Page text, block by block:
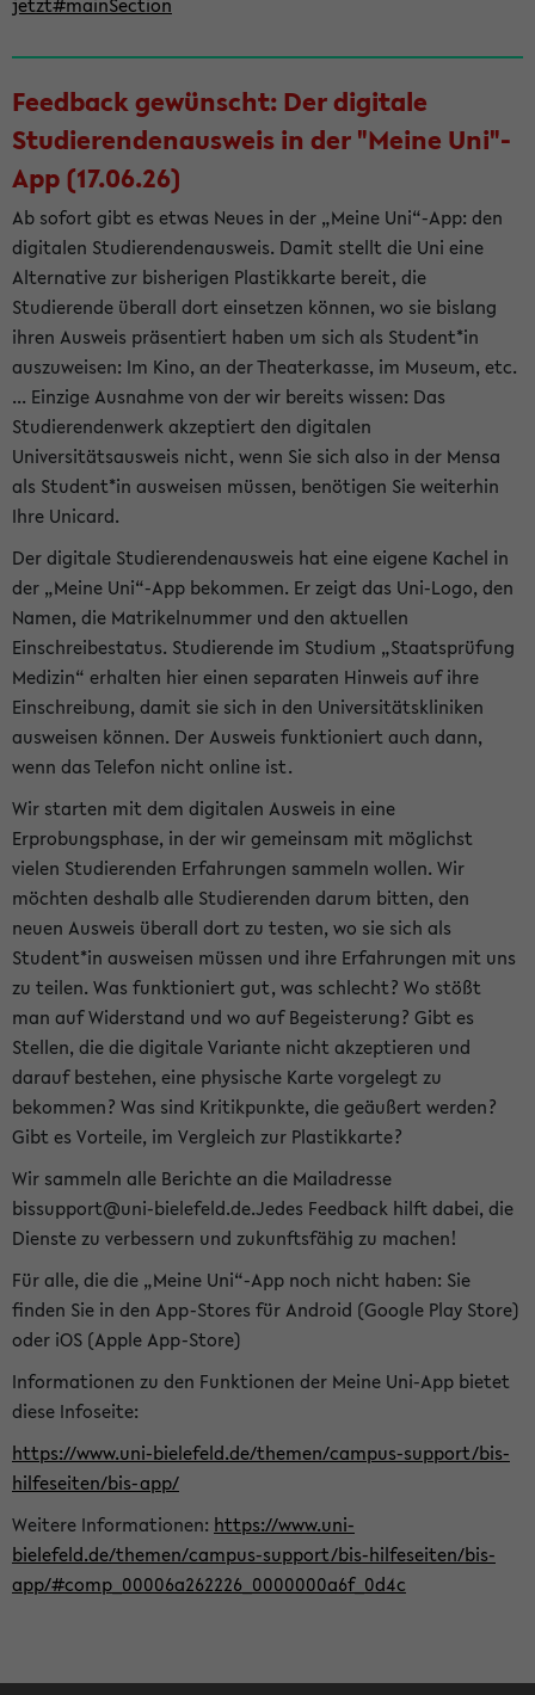
Feedback gewünscht: Der digitale
Studierendenausweis in der "Meine Uni"-
App (17.06.26)
Ab sofort gibt es etwas Neues in der „Meine Uni“-App: den
digitalen Studierendenausweis. Damit stellt die Uni eine
Alternative zur bisherigen Plastikkarte bereit, die
Studierende überall dort einsetzen können, wo sie bislang
ihren Ausweis präsentiert haben um sich als Student*in
auszuweisen: Im Kino, an der Theaterkasse, im Museum, etc.
... Einzige Ausnahme von der wir bereits wissen: Das
Studierendenwerk akzeptiert den digitalen
Universitätsausweis nicht, wenn Sie sich also in der Mensa
als Student*in ausweisen müssen, benötigen Sie weiterhin
Ihre Unicard.
Der digitale Studierendenausweis hat eine eigene Kachel in
der „Meine Uni“-App bekommen. Er zeigt das Uni-Logo, den
Namen, die Matrikelnummer und den aktuellen
Einschreibestatus. Studierende im Studium „Staatsprüfung
Medizin“ erhalten hier einen separaten Hinweis auf ihre
Einschreibung, damit sie sich in den Universitätskliniken
ausweisen können. Der Ausweis funktioniert auch dann,
wenn das Telefon nicht online ist.
Wir starten mit dem digitalen Ausweis in eine
Erprobungsphase, in der wir gemeinsam mit möglichst
vielen Studierenden Erfahrungen sammeln wollen. Wir
möchten deshalb alle Studierenden darum bitten, den
neuen Ausweis überall dort zu testen, wo sie sich als
Student*in ausweisen müssen und ihre Erfahrungen mit uns
zu teilen. Was funktioniert gut, was schlecht? Wo stößt
man auf Widerstand und wo auf Begeisterung? Gibt es
Stellen, die die digitale Variante nicht akzeptieren und
darauf bestehen, eine physische Karte vorgelegt zu
bekommen? Was sind Kritikpunkte, die geäußert werden?
Gibt es Vorteile, im Vergleich zur Plastikkarte?
Wir sammeln alle Berichte an die Mailadresse
bissupport@uni-bielefeld.de.Jedes Feedback hilft dabei, die
Dienste zu verbessern und zukunftsfähig zu machen!
Für alle, die die „Meine Uni“-App noch nicht haben: Sie
finden Sie in den App-Stores für Android (Google Play Store)
oder iOS (Apple App-Store)
Informationen zu den Funktionen der Meine Uni-App bietet
diese Infoseite:
https://www.uni-bielefeld.de/themen/campus-support/bis-
hilfeseiten/bis-app/
Weitere Informationen: https://www.uni-
bielefeld.de/themen/campus-support/bis-hilfeseiten/bis-
app/#comp_00006a262226_0000000a6f_0d4c